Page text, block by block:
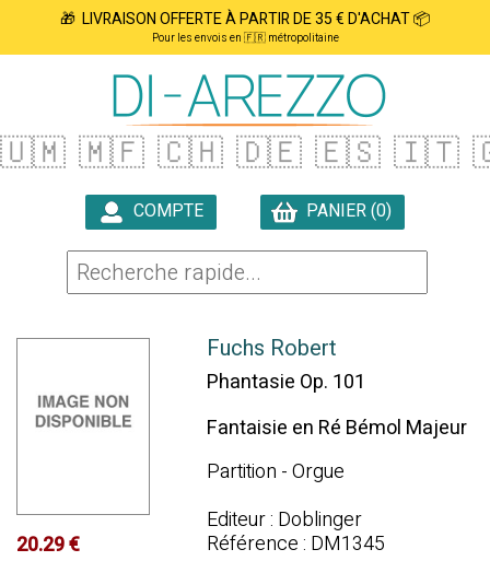
🎁 LIVRAISON OFFERTE À PARTIR DE 35 € D'ACHAT 📦
Pour les envois en 🇫🇷 métropolitaine
🇺🇲 🇲🇫 🇨🇭 🇩🇪 🇪🇸 🇮🇹
COMPTE
PANIER (0)
20.29 €
Fuchs Robert
Phantasie Op. 101
Fantaisie en Ré Bémol Majeur
Partition - Orgue
Editeur : Doblinger
Référence : DM1345